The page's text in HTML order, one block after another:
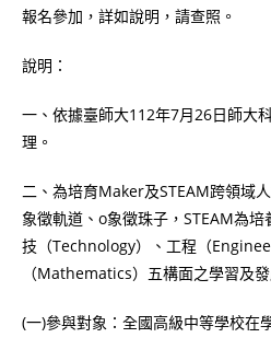
報名參加，詳如說明，請查照。
說明：
一、依據臺師大112年7月26日師大
理。
二、為培育Maker及STEAM跨領域
象徵軌道、o象徵珠子，STEAM為
技（Technology）、工程（
（Mathematics）五構面之學習及
(一)參與對象：全國高級中等學校在